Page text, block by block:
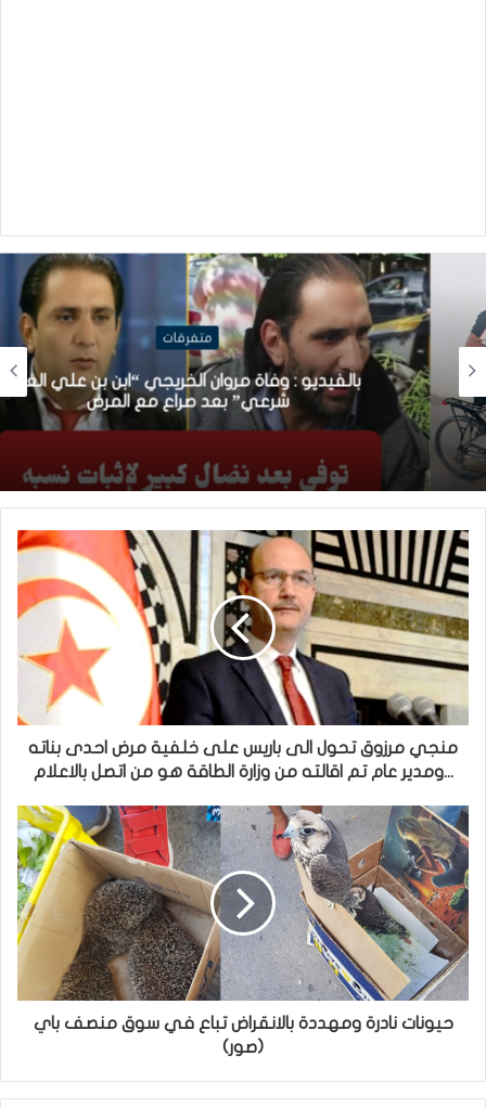
متفرقات
بالفيديو : وفاة مروان الخريجي “ابن بن علي الغير
شرعي” بعد صراع مع المرض
منجي مرزوق تحول الى باريس على خلفية مرض احدى بناته
...ومدير عام تم اقالته من وزارة الطاقة هو من اتصل بالاعلام
حيونات نادرة ومهددة بالانقراض تباع في سوق منصف باي
(صور)